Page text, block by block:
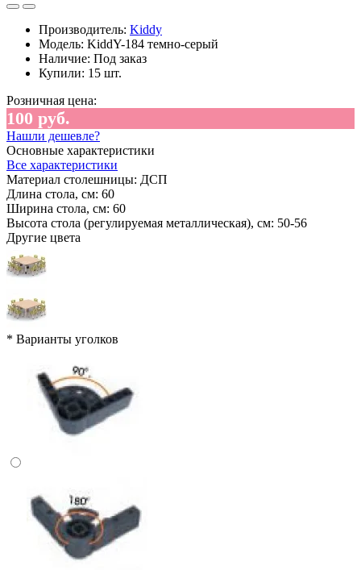
Производитель: Kiddy
Модель: KiddY-184 темно-серый
Наличие: Под заказ
Купили: 15 шт.
Розничная цена:
100 руб.
Нашли дешевле?
Основные характеристики
Все характеристики
Материал столешницы: ДСП
Длина стола, см: 60
Ширина стола, см: 60
Высота стола (регулируемая металлическая), см: 50-56
Другие цвета
* Варианты уголков